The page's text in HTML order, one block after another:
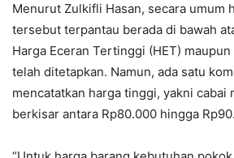
Menurut Zulkifli Hasan, secara umum
tersebut terpantau berada di bawah
Harga Eceran Tertinggi (HET)
telah ditetapkan. Namun, ada satu
mencatatkan harga tinggi, yakni cabai
berkisar antara Rp80.000 hingga